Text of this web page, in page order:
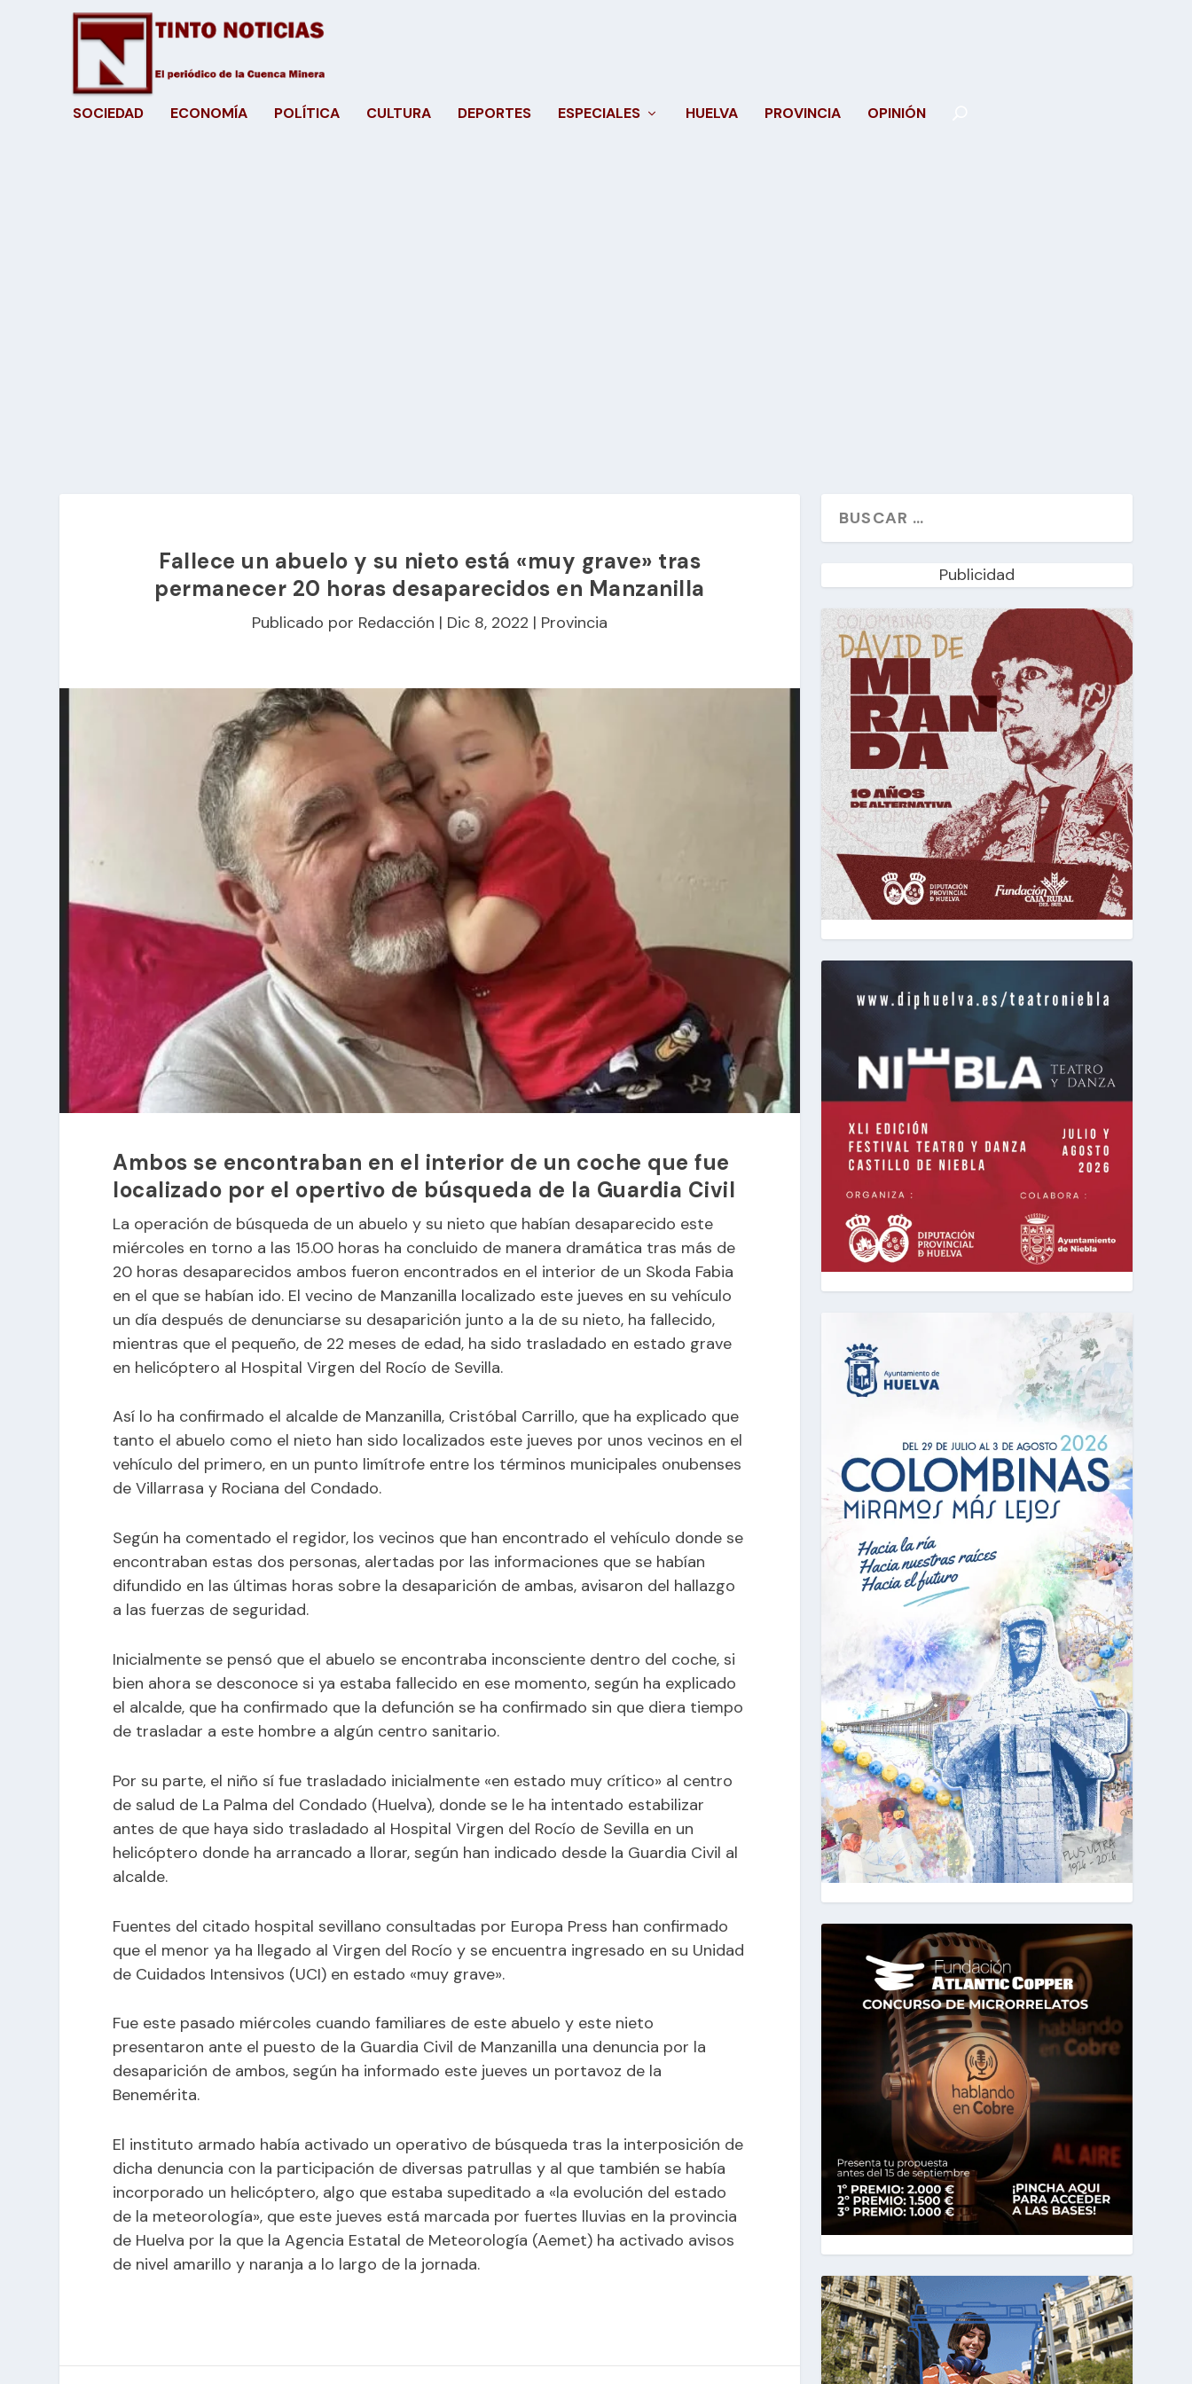
SOCIEDAD ECONOMÍA POLÍTICA CULTURA DEPORTES ESPECIALES HUELVA PROVINCIA OPINIÓN
Fallece un abuelo y su nieto está «muy grave» tras
permanecer 20 horas desaparecidos en Manzanilla
Publicado por Redacción | Dic 8, 2022 | Provincia
Ambos se encontraban en el interior de un coche que fue
localizado por el opertivo de búsqueda de la Guardia Civil
La operación de búsqueda de un abuelo y su nieto que habían desaparecido este
miércoles en torno a las 15.00 horas ha concluido de manera dramática tras más de
20 horas desaparecidos ambos fueron encontrados en el interior de un Skoda Fabia
en el que se habían ido. El vecino de Manzanilla localizado este jueves en su vehículo
un día después de denunciarse su desaparición junto a la de su nieto, ha fallecido,
mientras que el pequeño, de 22 meses de edad, ha sido trasladado en estado grave
en helicóptero al Hospital Virgen del Rocío de Sevilla.
Así lo ha confirmado el alcalde de Manzanilla, Cristóbal Carrillo, que ha explicado que
tanto el abuelo como el nieto han sido localizados este jueves por unos vecinos en el
vehículo del primero, en un punto limítrofe entre los términos municipales onubenses
de Villarrasa y Rociana del Condado.
Según ha comentado el regidor, los vecinos que han encontrado el vehículo donde se
encontraban estas dos personas, alertadas por las informaciones que se habían
difundido en las últimas horas sobre la desaparición de ambas, avisaron del hallazgo
a las fuerzas de seguridad.
Inicialmente se pensó que el abuelo se encontraba inconsciente dentro del coche, si
bien ahora se desconoce si ya estaba fallecido en ese momento, según ha explicado
el alcalde, que ha confirmado que la defunción se ha confirmado sin que diera tiempo
de trasladar a este hombre a algún centro sanitario.
Por su parte, el niño sí fue trasladado inicialmente «en estado muy crítico» al centro
de salud de La Palma del Condado (Huelva), donde se le ha intentado estabilizar
antes de que haya sido trasladado al Hospital Virgen del Rocío de Sevilla en un
helicóptero donde ha arrancado a llorar, según han indicado desde la Guardia Civil al
alcalde.
Fuentes del citado hospital sevillano consultadas por Europa Press han confirmado
que el menor ya ha llegado al Virgen del Rocío y se encuentra ingresado en su Unidad
de Cuidados Intensivos (UCI) en estado «muy grave».
Fue este pasado miércoles cuando familiares de este abuelo y este nieto
presentaron ante el puesto de la Guardia Civil de Manzanilla una denuncia por la
desaparición de ambos, según ha informado este jueves un portavoz de la
Benemérita.
El instituto armado había activado un operativo de búsqueda tras la interposición de
dicha denuncia con la participación de diversas patrullas y al que también se había
incorporado un helicóptero, algo que estaba supeditado a «la evolución del estado
de la meteorología», que este jueves está marcada por fuertes lluvias en la provincia
de Huelva por la que la Agencia Estatal de Meteorología (Aemet) ha activado avisos
de nivel amarillo y naranja a lo largo de la jornada.
Publicidad